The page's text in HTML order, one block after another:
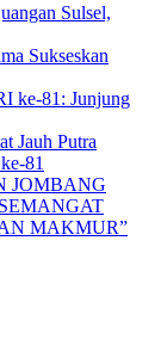
Sulsel,
Sukseskan
ke-81: Junjung
Jauh Putra
81
JOMBANG
MAKMUR”